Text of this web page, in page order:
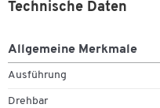
Funktionalität mit klarem
Wichtige Details
Technische Daten
Allgemeine Merkmale
Ausführung
Drehbar